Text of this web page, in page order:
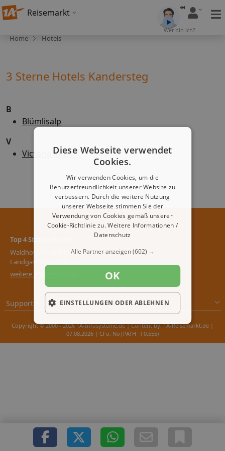
Reisemarkt
Wer bin ich?
Home Hotels
3 Sterne Hotels Kandersteg
B
Blümlisalp
V
Victoria Ritter
Top 4 Sterne Hotels
Waldhotel Doldenhorn &
Landgasthof Ruedihus
weitere 4 Sterne Hotels
Support & Impressum
Copyright © 2000 - 2026 1A-Infosysteme.de | Content by: 1A-Reisemarkt.de |
07.08.2026 | CFo: No|PATH ( 0.555)
Diese Webseite verwendet
Cookies.
Wir verwenden Cookies, um die
Benutzerfreundlichkeit unserer Website zu
verbessern. Durch die weitere Nutzung
unserer Webseite stimmen Sie der
Verwendung von Cookies gemäß unserer
Cookie-Richtlinie zu.Weitere Informationen /
Datenschutz
Alle Partner anzeigen(602) →
OK
EINSTELLUNGEN ODER ABLEHNEN